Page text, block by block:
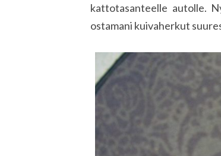
kattotasanteelle autolle.
ostamani kuivaherkut